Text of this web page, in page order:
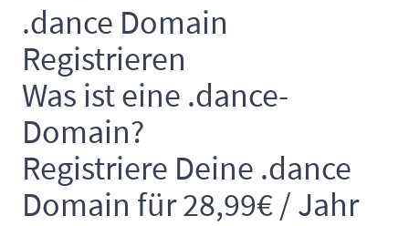
.dance Domain
Registrieren
Was ist eine .dance-
Domain?
Registriere Deine .dance
Domain für 28,99€ / Jahr